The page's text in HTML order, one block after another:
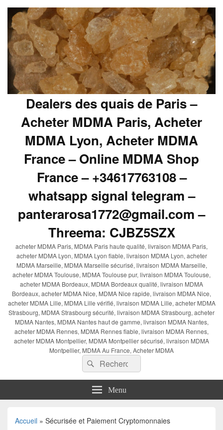
Dealers des quais de Paris –
Acheter MDMA Paris, Acheter
MDMA Lyon, Acheter MDMA
France – Online MDMA Shop
France – +34617763108 –
whatsapp signal telegram –
panterarosa1772@gmail.com –
Threema: CJBZ5SZX
acheter MDMA Paris, MDMA Paris haute qualité, livraison MDMA Paris,
acheter MDMA Lyon, MDMA Lyon fiable, livraison MDMA Lyon, acheter
MDMA Marseille, MDMA Marseille sécurisé, livraison MDMA Marseille,
acheter MDMA Toulouse, MDMA Toulouse pur, livraison MDMA Toulouse,
acheter MDMA Bordeaux, MDMA Bordeaux qualité, livraison MDMA
Bordeaux, acheter MDMA Nice, MDMA Nice rapide, livraison MDMA Nice,
acheter MDMA Lille, MDMA Lille vérifié, livraison MDMA Lille, acheter MDMA
Strasbourg, MDMA Strasbourg sécurité, livraison MDMA Strasbourg, acheter
MDMA Nantes, MDMA Nantes haut de gamme, livraison MDMA Nantes,
acheter MDMA Rennes, MDMA Rennes fiable, livraison MDMA Rennes,
acheter MDMA Montpellier, MDMA Montpellier sécurisé, livraison MDMA
Montpellier, MDMA Au France, Acheter MDMA
Recherche :
Rechercher
Menu
Accueil » Sécurisée et Paiement Cryptomonnaies